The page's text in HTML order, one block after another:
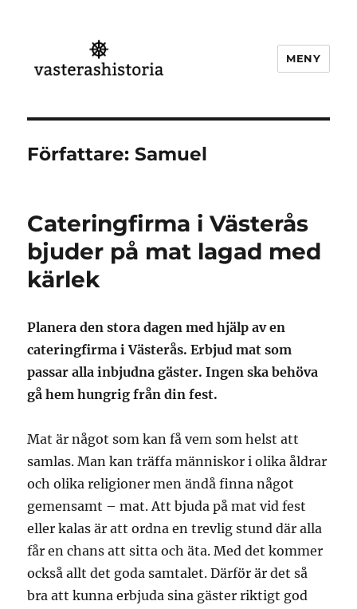
MENY
Författare:Samuel
Cateringfirma i Västerås
bjuder på mat lagad med
kärlek
Planera den stora dagen med hjälp av en
cateringfirma i Västerås. Erbjud mat som
passar alla inbjudna gäster. Ingen ska behöva
gå hem hungrig från din fest.
Mat är något som kan få vem som helst att
samlas. Man kan träffa människor i olika åldrar
och olika religioner men ändå finna något
gemensamt – mat. Att bjuda på mat vid fest
eller kalas är att ordna en trevlig stund där alla
får en chans att sitta och äta. Med det kommer
också allt det goda samtalet. Därför är det så
bra att kunna erbjuda sina gäster riktigt god